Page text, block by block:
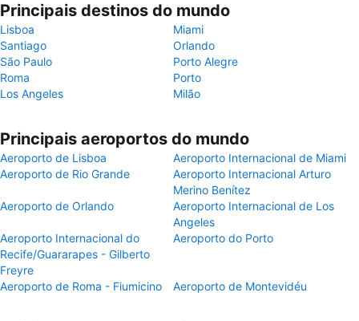
Principais destinos do mundo
Lisboa
Miami
Santiago
Orlando
São Paulo
Porto Alegre
Roma
Porto
Los Angeles
Milão
Principais aeroportos do mundo
Aeroporto de Lisboa
Aeroporto Internacional de Miami
Aeroporto de Rio Grande
Aeroporto Internacional Arturo
Merino Benítez
Aeroporto de Orlando
Aeroporto Internacional de Los
Angeles
Aeroporto Internacional do
Recife/Guararapes - Gilberto
Freyre
Aeroporto do Porto
Aeroporto de Roma - Fiumicino Aeroporto de Montevidéu